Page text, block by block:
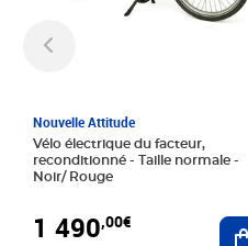
Nouvelle Attitude
Vélo électrique du facteur,
reconditionné - Taille normale -
Noir/ Rouge
1 490,00€